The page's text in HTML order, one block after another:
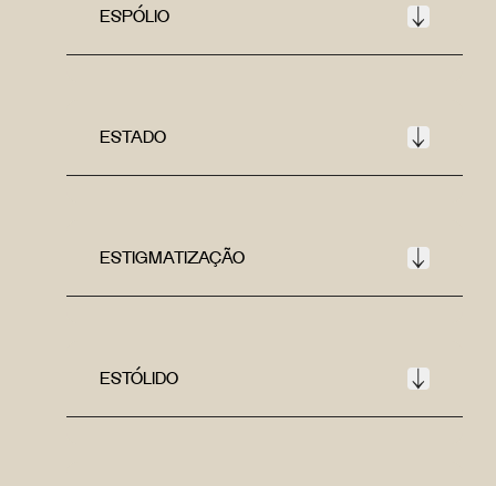
ESPÓLIO
ESTADO
ESTIGMATIZAÇÃO
ESTÓLIDO